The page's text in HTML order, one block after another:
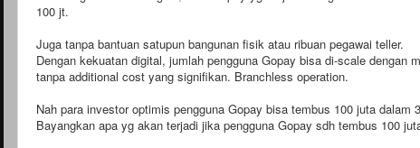
100 jt.
Juga tanpa bantuan satupun bangunan fisik atau ribuan pegawai teller.
Dengan kekuatan digital, jumlah pengguna Gopay bisa di-scale dengan
tanpa additional cost yang signifikan. Branchless operation.
Nah para investor optimis pengguna Gopay bisa tembus 100 juta dalam
Bayangkan apa yg akan terjadi jika pengguna Gopay sdh tembus 100